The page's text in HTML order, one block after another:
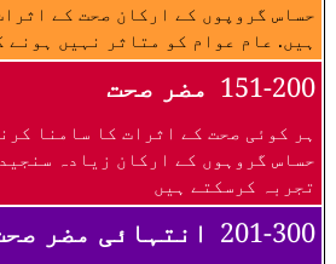
حساس گروپوں کے ارکان صحت کے
ہیں. عام عوام کو متاثر نہیں ہونے
151-200 مضر صحت
ہر کوئی صحت کے اثرات کا سامنا
حساس گروہوں کے ارکان زیادہ
تجربہ کرسکتے ہیں
201-300 انتہائی مضر